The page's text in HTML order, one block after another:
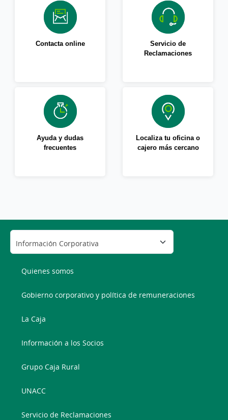
Contacta online
Servicio de
Reclamaciones
Ayuda y dudas
frecuentes
Localiza tu oficina o
cajero más cercano
Quienes somos
Gobierno corporativo y política de remuneraciones
La Caja
Información a los Socios
Grupo Caja Rural
UNACC
Servicio de Reclamaciones